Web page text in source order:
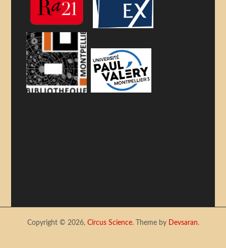
Copyright © 2026, Circus Science. Theme by Devsaran.